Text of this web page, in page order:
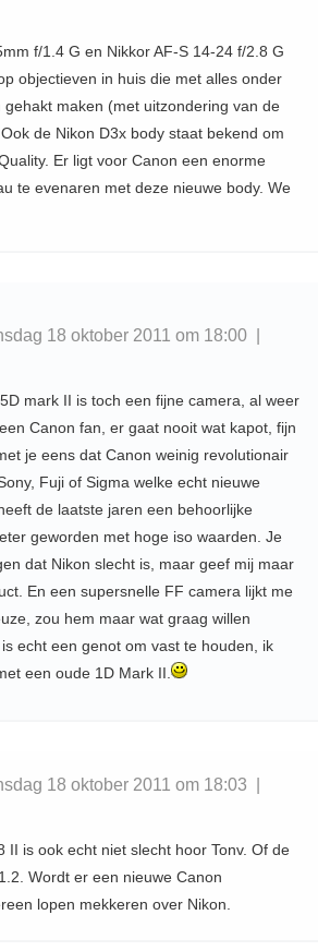
f/1.4 G en Nikkor AF-S 14-24 f/2.8 G
objectieven in huis die met alles onder
maken (met uitzondering van de
de Nikon D3x body staat bekend om
Er ligt voor Canon een enorme
te evenaren met deze nieuwe body. We
18 oktober 2011 om 18:00 |
mark II is toch een fijne camera, al weer
Canon fan, er gaat nooit wat kapot, fijn
je eens dat Canon weinig revolutionair
Fuji of Sigma welke echt nieuwe
de laatste jaren een behoorlijke
geworden met hoge iso waarden. Je
dat Nikon slecht is, maar geef mij maar
En een supersnelle FF camera lijkt me
zou hem maar wat graag willen
echt een genot om vast te houden, ik
een oude 1D Mark II.
18 oktober 2011 om 18:03 |
II is ook echt niet slecht hoor Tonv. Of de
Wordt er een nieuwe Canon
lopen mekkeren over Nikon.